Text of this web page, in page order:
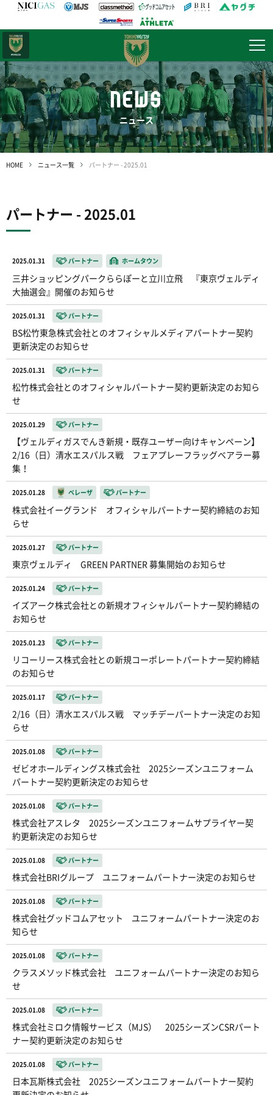
NEWS
ニュース
HOME ニュース一覧 パートナー - 2025.01
パートナー - 2025.01
2025.01.31 パートナー ホームタウン
三井ショッピングパークららぽーと立川立飛 『東京ヴェルディ
大抽選会』開催のお知らせ
2025.01.31 パートナー
BS松竹東急株式会社とのオフィシャルメディアパートナー契約
更新決定のお知らせ
2025.01.31 パートナー
松竹株式会社とのオフィシャルパートナー契約更新決定のお知ら
せ
2025.01.29 パートナー
【ヴェルディガスでんき新規・既存ユーザー向けキャンペーン】
2/16（日）清水エスパルス戦 フェアプレーフラッグベアラー募
集！
2025.01.28 ベレーザ パートナー
株式会社イーグランド オフィシャルパートナー契約締結のお知
らせ
2025.01.27 パートナー
東京ヴェルディ GREEN PARTNER 募集開始のお知らせ
2025.01.24 パートナー
イズアーク株式会社との新規オフィシャルパートナー契約締結の
お知らせ
2025.01.23 パートナー
リコーリース株式会社との新規コーポレートパートナー契約締結
のお知らせ
2025.01.17 パートナー
2/16（日）清水エスパルス戦 マッチデーパートナー決定のお知
らせ
2025.01.08 パートナー
ゼビオホールディングス株式会社 2025シーズンユニフォーム
パートナー契約更新決定のお知らせ
2025.01.08 パートナー
株式会社アスレタ 2025シーズンユニフォームサプライヤー契
約更新決定のお知らせ
2025.01.08 パートナー
株式会社BRIグループ ユニフォームパートナー決定のお知らせ
2025.01.08 パートナー
株式会社グッドコムアセット ユニフォームパートナー決定のお
知らせ
2025.01.08 パートナー
クラスメソッド株式会社 ユニフォームパートナー決定のお知ら
せ
2025.01.08 パートナー
株式会社ミロク情報サービス（MJS） 2025シーズンCSRパート
ナー契約更新決定のお知らせ
2025.01.08 パートナー
日本瓦斯株式会社 2025シーズンユニフォームパートナー契約